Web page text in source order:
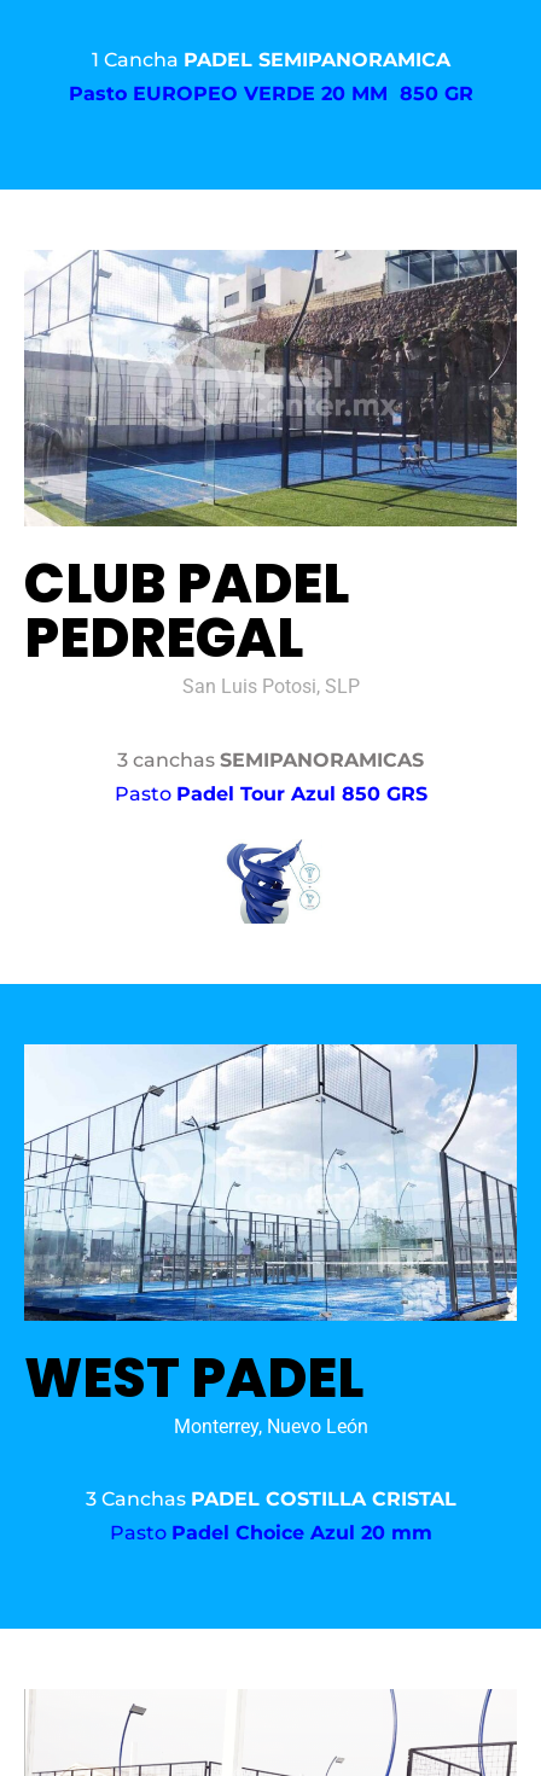
1 Cancha PADEL SEMIPANORAMICA
Pasto EUROPEO VERDE 20 MM 850 GR
CLUB PADEL
PEDREGAL
San Luis Potosi, SLP
3 canchas SEMIPANORAMICAS
Pasto Padel Tour Azul 850 GRS
WEST PADEL
Monterrey, Nuevo León
3 Canchas PADEL COSTILLA CRISTAL
Pasto Padel Choice Azul 20 mm